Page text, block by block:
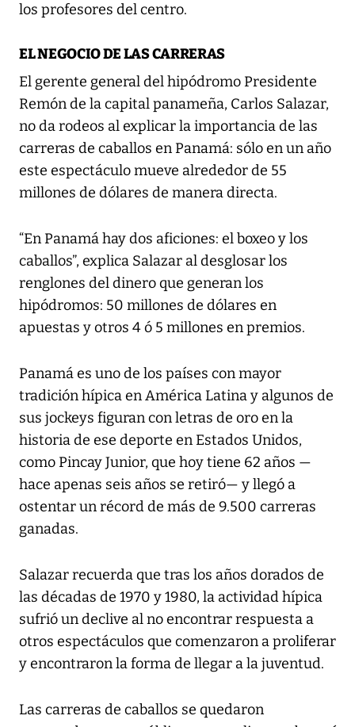
los profesores del centro.
EL NEGOCIO DE LAS CARRERAS
El gerente general del hipódromo Presidente
Remón de la capital panameña, Carlos Salazar,
no da rodeos al explicar la importancia de las
carreras de caballos en Panamá: sólo en un año
este espectáculo mueve alrededor de 55
millones de dólares de manera directa.
“En Panamá hay dos aficiones: el boxeo y los
caballos”, explica Salazar al desglosar los
renglones del dinero que generan los
hipódromos: 50 millones de dólares en
apuestas y otros 4 ó 5 millones en premios.
Panamá es uno de los países con mayor
tradición hípica en América Latina y algunos de
sus jockeys figuran con letras de oro en la
historia de ese deporte en Estados Unidos,
como Pincay Junior, que hoy tiene 62 años —
hace apenas seis años se retiró— y llegó a
ostentar un récord de más de 9.500 carreras
ganadas.
Salazar recuerda que tras los años dorados de
las décadas de 1970 y 1980, la actividad hípica
sufrió un declive al no encontrar respuesta a
otros espectáculos que comenzaron a proliferar
y encontraron la forma de llegar a la juventud.
Las carreras de caballos se quedaron